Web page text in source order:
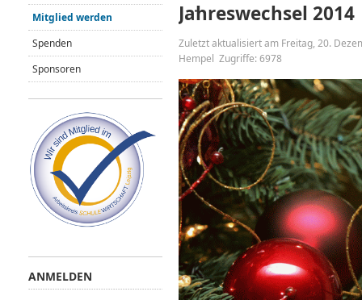
Jahreswechsel 2014
Zuletzt aktualisiert am Freitag, 20.
Hempel Zugriffe: 6978
Mitglied werden
Spenden
Sponsoren
ANMELDEN